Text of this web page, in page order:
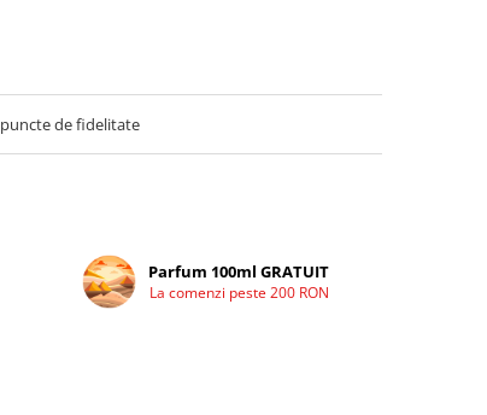
puncte de fidelitate
Parfum 100ml GRATUIT
La comenzi peste 200 RON